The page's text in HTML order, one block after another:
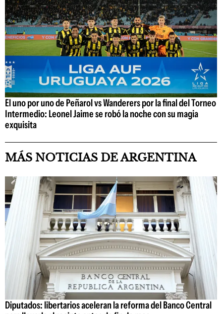
El uno por uno de Peñarol vs Wanderers por la final del Torneo
Intermedio: Leonel Jaime se robó la noche con su magia
exquisita
MÁS NOTICIAS DE ARGENTINA
Diputados: libertarios aceleran la reforma del Banco Central